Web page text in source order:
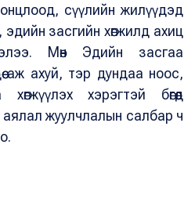
сүүлийн жилүүдэд
засгийн хөгжилд ахиц
Мөн Эдийн засгаа
аж ахуй, тэр дундаа ноос,
хэрэгтэй бөгөөд
аялал жуулчлалын салбар ч